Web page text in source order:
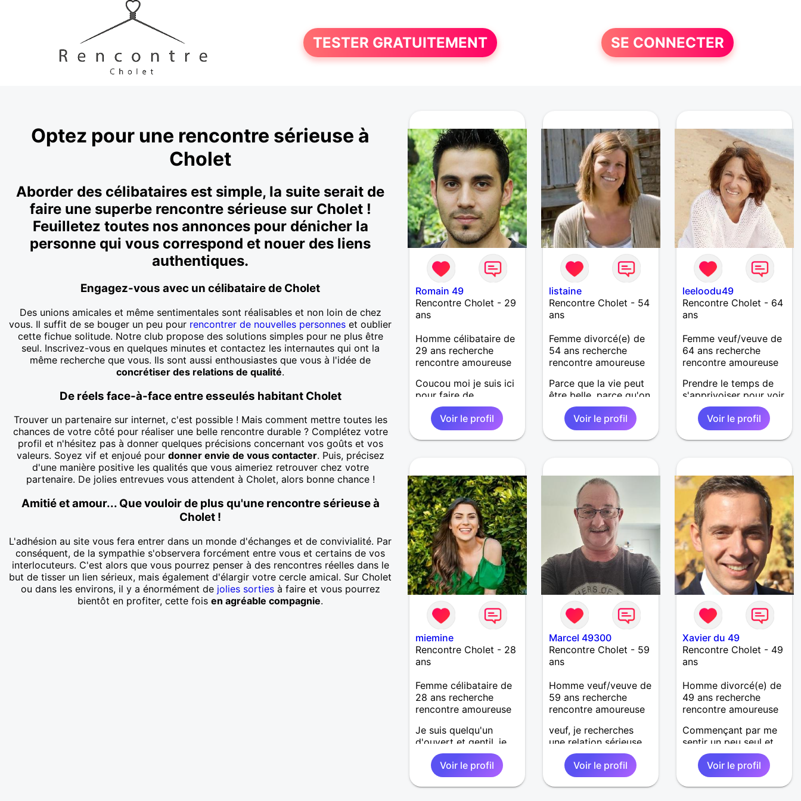
TESTER GRATUITEMENT SE CONNECTER
Optez pour une rencontre sérieuse à
Cholet
Aborder des célibataires est simple, la suite serait de
faire une superbe rencontre sérieuse sur Cholet !
Feuilletez toutes nos annonces pour dénicher la
personne qui vous correspond et nouer des liens
authentiques.
Engagez-vous avec un célibataire de Cholet
Des unions amicales et même sentimentales sont réalisables et non loin de chez
vous. Il suffit de se bouger un peu pour rencontrer de nouvelles personnes et oublier
cette fichue solitude. Notre club propose des solutions simples pour ne plus être
seul. Inscrivez-vous en quelques minutes et contactez les internautes qui ont la
même recherche que vous. Ils sont aussi enthousiastes que vous à l'idée de
concrétiser des relations de qualité.
De réels face-à-face entre esseulés habitant Cholet
Trouver un partenaire sur internet, c'est possible ! Mais comment mettre toutes les
chances de votre côté pour réaliser une belle rencontre durable ? Complétez votre
profil et n'hésitez pas à donner quelques précisions concernant vos goûts et vos
valeurs. Soyez vif et enjoué pour donner envie de vous contacter. Puis, précisez
d'une manière positive les qualités que vous aimeriez retrouver chez votre
partenaire. De jolies entrevues vous attendent à Cholet, alors bonne chance !
Amitié et amour... Que vouloir de plus qu'une rencontre sérieuse à
Cholet !
L'adhésion au site vous fera entrer dans un monde d'échanges et de convivialité. Par
conséquent, de la sympathie s'observera forcément entre vous et certains de vos
interlocuteurs. C'est alors que vous pourrez penser à des rencontres réelles dans le
but de tisser un lien sérieux, mais également d'élargir votre cercle amical. Sur Cholet
ou dans les environs, il y a énormément de jolies sortiesà faire et vous pourrez
bientôt en profiter, cette fois en agréable compagnie.
Romain 49
Rencontre Cholet - 29
ans
Homme célibataire de
29 ans recherche
rencontre amoureuse
Coucou moi je suis ici
pour faire de
nouvelles
connaissances et
j'aimerais bien trouver
ma moitié.
Voir le profil
listaine
Rencontre Cholet - 54
ans
Femme divorcé(e) de
54 ans recherche
rencontre amoureuse
Parce que la vie peut
être belle, parce qu'on
ne peut vivre sans
aimer, parce qu'il y a
forcément quelqu'un
qui nous attend
rencontre.
Voir le profil
leeloodu49
Rencontre Cholet - 64
ans
Femme veuf/veuve de
64 ans recherche
rencontre amoureuse
Prendre le temps de
s'apprivoiser pour voir
si l'on peut
correspondre dans la
durée. Je suis ici pour
échanger, entamer un
avons des atomes
crochus les choses se
mettrons en place
petit à petit
normalement.
Voir le profil
miemine
Rencontre Cholet - 28
ans
Femme célibataire de
28 ans recherche
rencontre amoureuse
Je suis quelqu'un
d'ouvert et gentil, je
n'aime pas rester sans
rien faire ou
m'ennuyer mais je sais
quand même me
Voir le profil
Marcel 49300
Rencontre Cholet - 59
ans
Homme veuf/veuve de
59 ans recherche
rencontre amoureuse
veuf, je recherches
une relation sérieuse
et sincère dans la
durée ..Voir le profil
Xavier du 49
Rencontre Cholet - 49
ans
Homme divorcé(e) de
49 ans recherche
rencontre amoureuse
Commençant par me
sentir un peu seul et
désirant refonder une
famille, je suis la dans
le but de trouver une
femme qui comme
Voir le profil